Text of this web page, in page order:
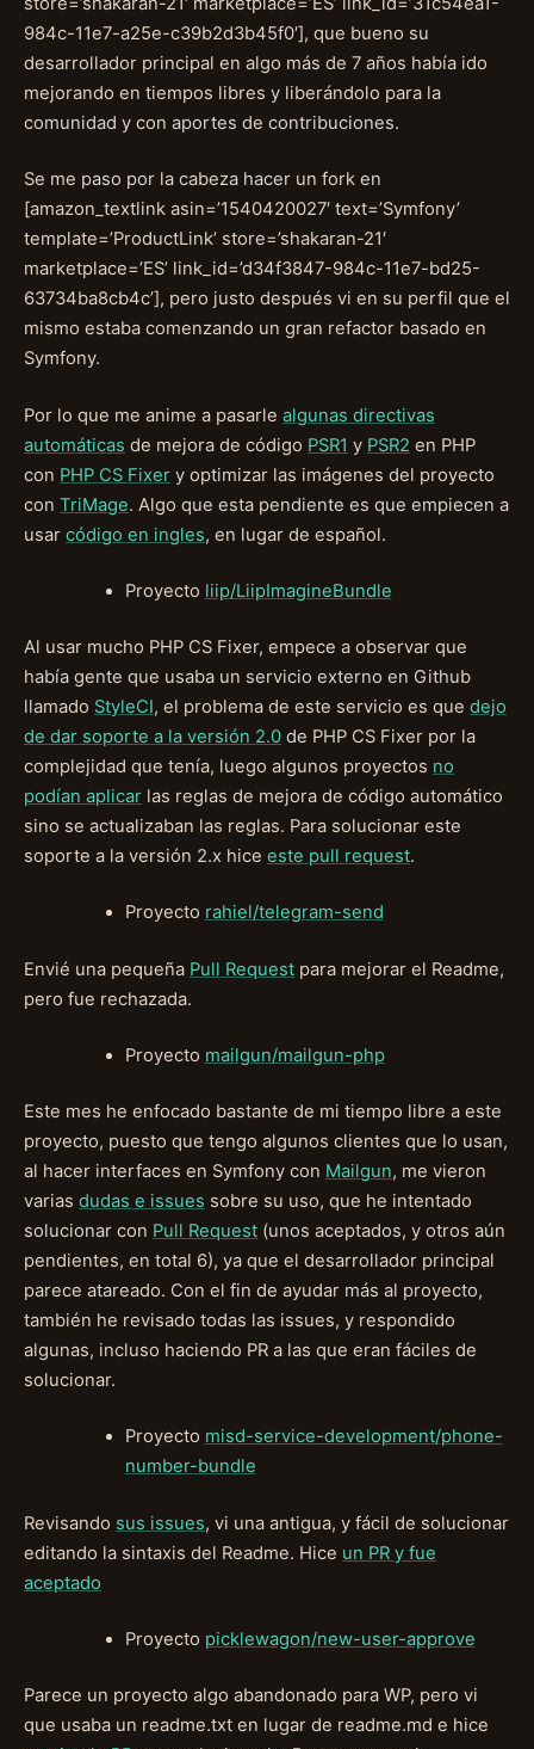
984c-11e7-a25e-c39b2d3b45f0′], que bueno su
desarrollador principal en algo más de 7 años había ido
mejorando en tiempos libres y liberándolo para la
comunidad y con aportes de contribuciones.
Se me paso por la cabeza hacer un fork en
[amazon_textlink asin=’1540420027′ text=’Symfony’
template=’ProductLink’ store=’shakaran-21′
marketplace=’ES’ link_id=’d34f3847-984c-11e7-bd25-
63734ba8cb4c’], pero justo después vi en su perfil que el
mismo estaba comenzando un gran refactor basado en
Symfony.
Por lo que me anime a pasarle algunas directivas
automáticas de mejora de código PSR1 y PSR2 en PHP
con PHP CS Fixer y optimizar las imágenes del proyecto
con TriMage. Algo que esta pendiente es que empiecen a
usar código en ingles, en lugar de español.
Proyecto liip/LiipImagineBundle
Al usar mucho PHP CS Fixer, empece a observar que
había gente que usaba un servicio externo en Github
llamado StyleCI, el problema de este servicio es que dejo
de dar soporte a la versión 2.0 de PHP CS Fixer por la
complejidad que tenía, luego algunos proyectos no
podían aplicar las reglas de mejora de código automático
sino se actualizaban las reglas. Para solucionar este
soporte a la versión 2.x hice este pull request.
Proyecto rahiel/telegram-send
Envié una pequeña Pull Request para mejorar el Readme,
pero fue rechazada.
Proyecto mailgun/mailgun-php
Este mes he enfocado bastante de mi tiempo libre a este
proyecto, puesto que tengo algunos clientes que lo usan,
al hacer interfaces en Symfony con Mailgun, me vieron
varias dudas e issues sobre su uso, que he intentado
solucionar con Pull Request (unos aceptados, y otros aún
pendientes, en total 6), ya que el desarrollador principal
parece atareado. Con el fin de ayudar más al proyecto,
también he revisado todas las issues, y respondido
algunas, incluso haciendo PR a las que eran fáciles de
solucionar.
Proyecto misd-service-development/phone-
number-bundle
Revisando sus issues, vi una antigua, y fácil de solucionar
editando la sintaxis del Readme. Hice un PR y fue
aceptado
Proyecto picklewagon/new-user-approve
Parece un proyecto algo abandonado para WP, pero vi
que usaba un readme.txt en lugar de readme.md e hice